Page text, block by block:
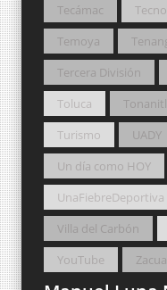
Tecámac
Temoya
Tercera División
Toluca
Turismo
UADY
Un día como HOY
UnaFiebreDeportiva
Villa del Carbón
YouTube